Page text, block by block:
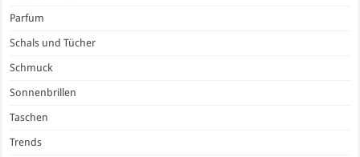
Parfum
Schals und Tücher
Schmuck
Sonnenbrillen
Taschen
Trends